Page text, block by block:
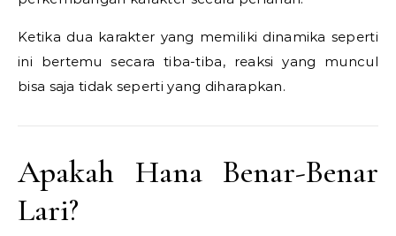
Ketika dua karakter yang memiliki dinamika seperti
ini bertemu secara tiba-tiba, reaksi yang muncul
bisa saja tidak seperti yang diharapkan.
Apakah Hana Benar-Benar
Lari?